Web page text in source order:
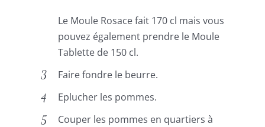
Le Moule Rosace fait 170 cl mais vous
pouvez également prendre le Moule
Tablette de 150 cl.
Faire fondre le beurre.
Eplucher les pommes.
Couper les pommes en quartiers à